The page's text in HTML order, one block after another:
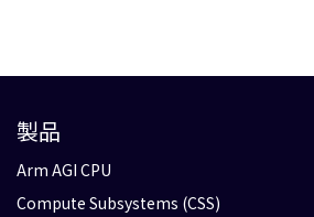
製品
Arm AGI CPU
Compute Subsystems (CSS)